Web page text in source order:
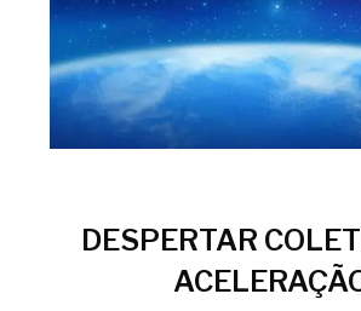
DESPERTAR